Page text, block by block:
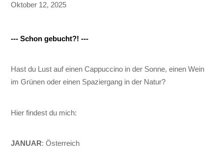
Oktober 12, 2025
--- Schon gebucht?! ---
Hast du Lust auf einen Cappuccino in der Sonne, einen Wein
im Grünen oder einen Spaziergang in der Natur?
Hier findest du mich:
JANUAR: Österreich